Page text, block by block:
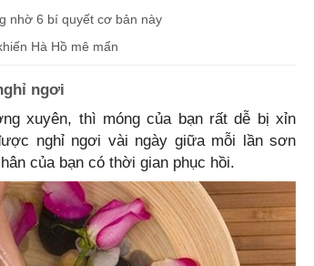
nhờ 6 bí quyết cơ bản này
Hà Hồ mê mẩn
ngơi
xuyên, thì móng của bạn rất dễ bị xỉn
nghỉ ngơi vài ngày giữa mỗi lần sơn
của bạn có thời gian phục hồi.